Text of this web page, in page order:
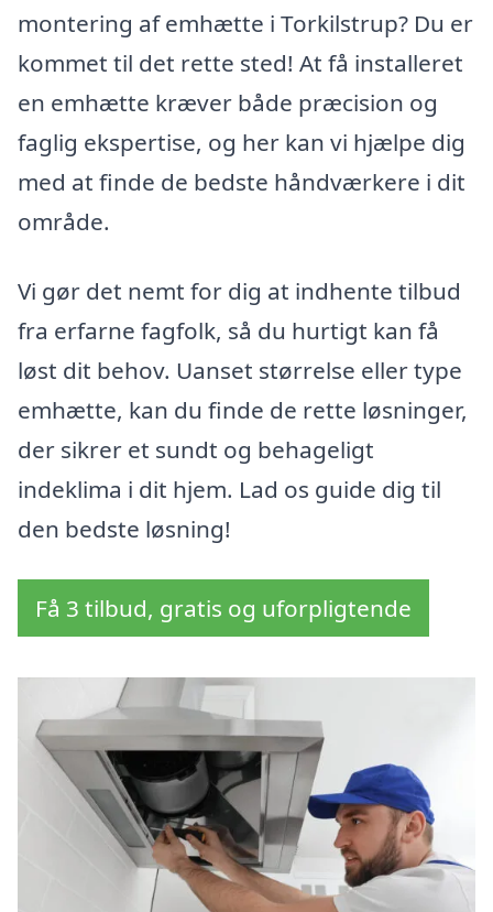
montering af emhætte i Torkilstrup? Du er
kommet til det rette sted! At få installeret
en emhætte kræver både præcision og
faglig ekspertise, og her kan vi hjælpe dig
med at finde de bedste håndværkere i dit
område.
Vi gør det nemt for dig at indhente tilbud
fra erfarne fagfolk, så du hurtigt kan få
løst dit behov. Uanset størrelse eller type
emhætte, kan du finde de rette løsninger,
der sikrer et sundt og behageligt
indeklima i dit hjem. Lad os guide dig til
den bedste løsning!
Få 3 tilbud, gratis og uforpligtende